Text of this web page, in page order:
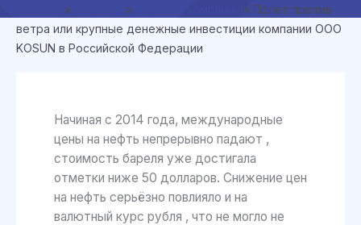
» » » Полёт против
ветра или крупные денежные инвестиции компании ООО
KOSUN в Российской Федерации
Начиная с 2014 года, международные
цены на нефть непрерывно падают ,
стоимость бареля уже достигала
отметки ниже 50 долларов. Снижение цен
на нефть серьёзно повлияло и на
валютный курс рубля , что не могло не